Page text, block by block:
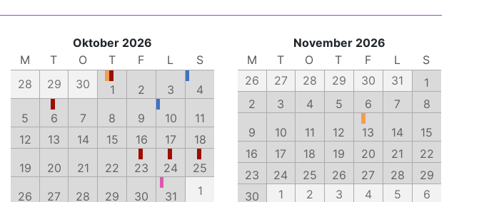
Oktober 2026
M
T O T F L
S
28
29 30 1 2 3
4
5
6 7 8 9 10
11
12
13 14 15 16 17
18
19
20 21 22 23 24
25
26
27 28 29 30 31 1
November 2026
M
T O T F L
S
26
27 28 29 30 31
1
2
3 4 5 6 7
8
9
10 11 12 13 14
15
16
17 18 19 20 21
22
23
24 25 26 27 28
29
30
1 2 3 4 5 6